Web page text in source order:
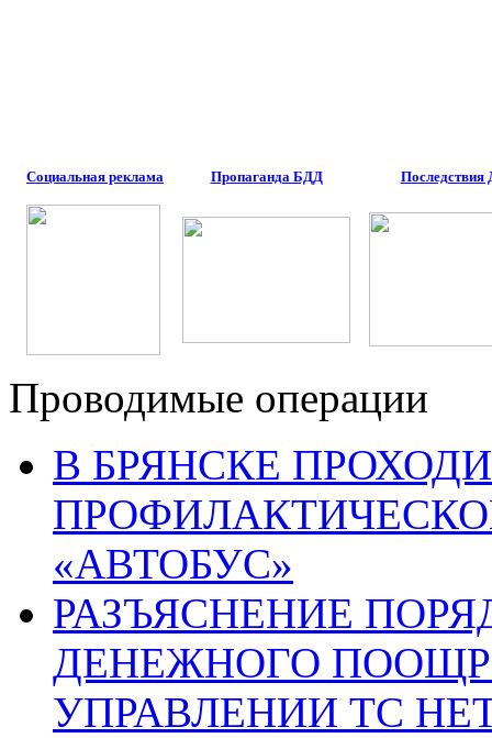
Социальная реклама Пропаганда БДД
Проводимые операции
В БРЯНСКЕ
«АВТОБУС»
РАЗЪЯСНЕНИЕ
ДЕНЕЖНОГО
УПРАВЛЕНИИ ТС